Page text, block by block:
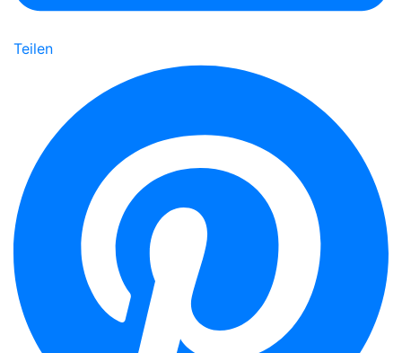
Teilen